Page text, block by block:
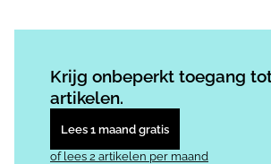
Krijg onbeperkt toegang
artikelen.
Lees 1 maand gratis
of lees 2 artikelen per maand